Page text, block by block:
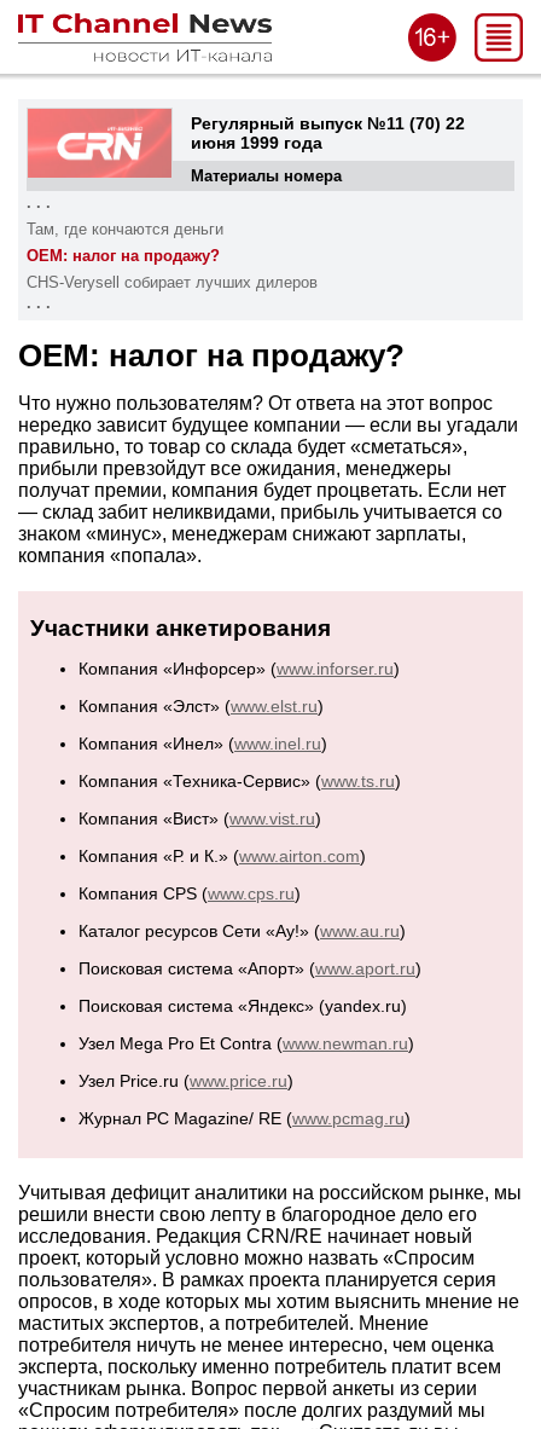
Регулярный выпуск №11 (70) 22
июня 1999 года
Материалы номера
. . .
Там, где кончаются деньги
OEM: налог на продажу?
CHS-Verysell собирает лучших дилеров
. . .
OEM: налог на продажу?
Что нужно пользователям? От ответа на этот вопрос
нередко зависит будущее компании — если вы угадали
правильно, то товар со склада будет «сметаться»,
прибыли превзойдут все ожидания, менеджеры
получат премии, компания будет процветать. Если нет
— склад забит неликвидами, прибыль учитывается со
знаком «минус», менеджерам снижают зарплаты,
компания «попала».
Участники анкетирования
Компания «Инфорсер» (www.inforser.ru)
Компания «Элст» (www.elst.ru)
Компания «Инел» (www.inel.ru)
Компания «Техника-Сервис» (www.ts.ru)
Компания «Вист» (www.vist.ru)
Компания «Р. и К.» (www.airton.com)
Компания CPS (www.cps.ru)
Каталог ресурсов Сети «Ау!» (www.au.ru)
Поисковая система «Апорт» (www.aport.ru)
Поисковая система «Яндекс» (yandex.ru)
Узел Mega Pro Et Contra (www.newman.ru)
Узел Price.ru (www.price.ru)
Журнал PC Magazine/ RE (www.pcmag.ru)
Учитывая дефицит аналитики на российском рынке, мы
решили внести свою лепту в благородное дело его
исследования. Редакция CRN/RE начинает новый
проект, который условно можно назвать «Спросим
пользователя». В рамках проекта планируется серия
опросов, в ходе которых мы хотим выяснить мнение не
маститых экспертов, а потребителей. Мнение
потребителя ничуть не менее интересно, чем оценка
эксперта, поскольку именно потребитель платит всем
участникам рынка. Вопрос первой анкеты из серии
«Спросим потребителя» после долгих раздумий мы